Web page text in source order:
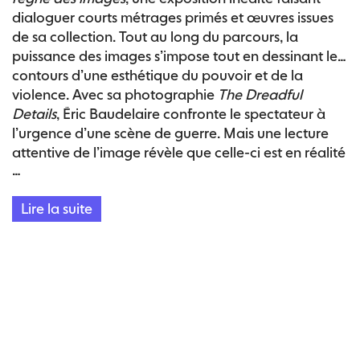
vitale du feu qui est à l’œuvre ici à travers une
pratique qui dialogue avec la fragilité des supports,
dans une réflexion profonde sur la trace, le temps et
l’éphémère.
dialoguer courts métrages primés et œuvres issues
de sa collection. Tout au long du parcours, la
puissance des images s’impose tout en dessinant les
contours d’une esthétique du pouvoir et de la
violence.Avec sa photographie The Dreadful
Details, Éric Baudelaire confronte le spectateur à
l’urgence d’une scène de guerre. Mais une lecture
attentive de l’image révèle que celle-ci est en réalité
le fruit d’une complète falsification, entièrement
travail de composition rejoue ici les conditions de
…
Lire la suite